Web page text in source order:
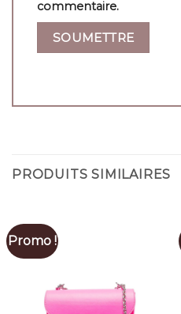
commentaire.
PRODUITS SIMILAIRES
Promo !